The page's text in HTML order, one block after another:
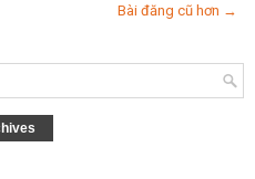
Bài đăng cũ hơn →